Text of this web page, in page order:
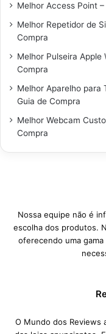
Melhor Access Point
Melhor Repetidor de
Compra
Melhor Pulseira Apple
Compra
Melhor Aparelho para
Guia de Compra
Melhor Webcam
Compra
Nossa equipe não é
escolha dos produtos.
oferecendo uma
O Mundo dos Reviews